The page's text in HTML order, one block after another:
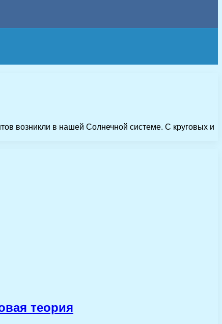
возникли в нашей Солнечной системе. С круговых и
теория